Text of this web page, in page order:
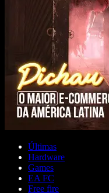
Últimas
Hardware
Games
EA FC
Free fire